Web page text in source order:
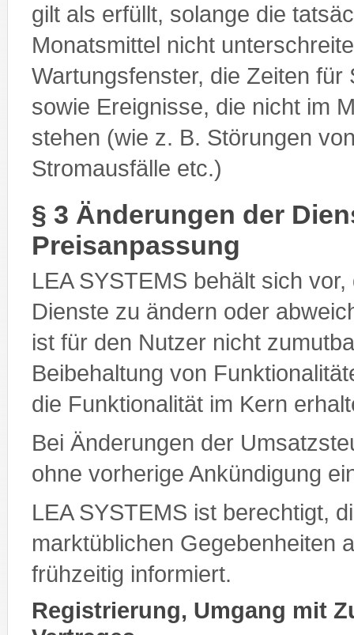
gilt als erfüllt, solange die
Monatsmittel nicht
Wartungsfenster, die Zeiten
sowie Ereignisse, die nicht im
stehen (wie z. B. Störungen
Stromausfälle etc.)
§ 3 Änderungen der
Preisanpassung
LEA SYSTEMS behält sich
Dienste zu ändern oder
ist für den Nutzer nicht
Beibehaltung von
die Funktionalität im Kern
Bei Änderungen der
ohne vorherige Ankündigung
LEA SYSTEMS ist berechtigt,
marktüblichen Gegebenheiten
frühzeitig informiert.
Registrierung, Umgang mit